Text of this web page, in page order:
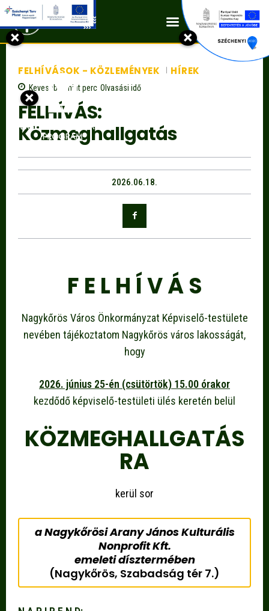
Kapcsolat
FELHÍVÁSOK - KÖZLEMÉNYEK HÍREK
Kevesebb, mintperc Olvasási idő
FELHÍVÁS:
Közmeghallgatás
2026.06.18.
F E L H Í V Á S
Nagykőrös Város Önkormányzat Képviselő-testülete
nevében tájékoztatom Nagykőrös város lakosságát,
hogy
2026. június 25-én (csütörtök) 15.00 órakor
kezdődő képviselő-testületi ülés keretén belül
KÖZMEGHALLGATÁS
RA
kerül sor
a Nagykőrösi Arany János Kulturális
Nonprofit Kft.
emeleti dísztermében
(Nagykőrös, Szabadság tér 7.)
×
×
×